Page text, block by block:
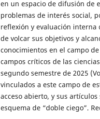
en un espacio de difusión de
problemas de interés social,
reflexión y evaluación interna
de volcar sus objetivos y
conocimientos en el campo
campos críticos de las
segundo semestre de 2025
vinculados a este campo de
acceso abierto, y sus
esquema de “doble ciego”.